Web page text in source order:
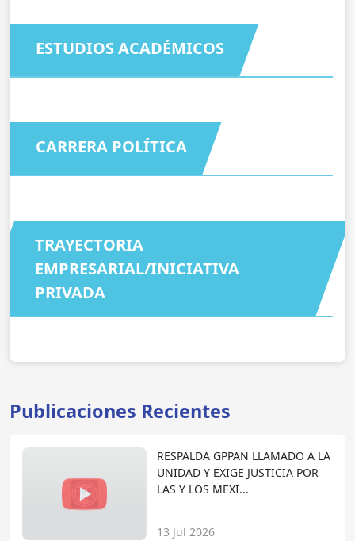
ESTUDIOS ACADÉMICOS
CARRERA POLÍTICA
TRAYECTORIA
EMPRESARIAL/INICIATIVA
PRIVADA
Publicaciones Recientes
RESPALDA GPPAN LLAMADO A LA
UNIDAD Y EXIGE JUSTICIA POR
LAS Y LOS MEXI...
13 Jul 2026